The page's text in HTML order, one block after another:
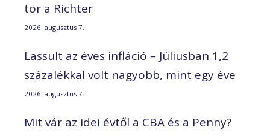
tör a Richter
2026. augusztus 7.
Lassult az éves infláció – Júliusban 1,2
százalékkal volt nagyobb, mint egy éve
2026. augusztus 7.
Mit vár az idei évtől a CBA és a Penny?